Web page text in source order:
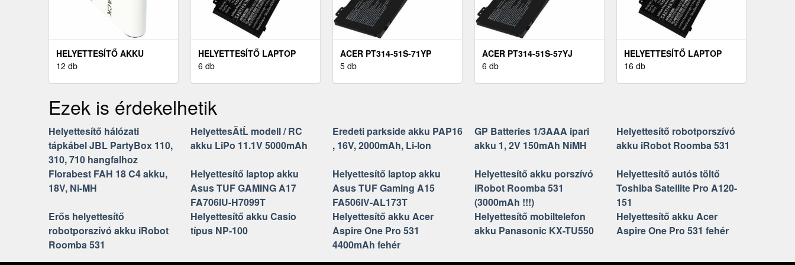
HELYETTESÍTŐ AKKU
CASIO EXILIM ZOOM EX-Z57
12 db
HELYETTESÍTŐ LAPTOP
AKKU ACER PT314-51S-
6 db
ACER PT314-51S-71YP
LAPTOP AKKU
5 db
ACER PT314-51S-57YJ
LAPTOP AKKU
6 db
HELYETTESÍTŐ LAPTOP
AKKU ACER PREDATOR
16 db
Ezek is érdekelhetik
Helyettesítő hálózati
tápkábel JBL PartyBox 110,
310, 710 hangfalhoz
HelyettesĂ­tĹ modell / RC
akku LiPo 11.1V 5000mAh
Eredeti parkside akku PAP16
, 16V, 2000mAh, Li-Ion
GP Batteries 1/3AAA ipari
akku 1, 2V 150mAh NiMH
Helyettesítő robotporszívó
akku iRobot Roomba 531
Florabest FAH 18 C4 akku,
18V, Ni-MH
Helyettesítő laptop akku
Asus TUF GAMING A17
FA706IU-H7099T
Helyettesítő laptop akku
Asus TUF Gaming A15
FA506IV-AL173T
Helyettesítő akku porszívó
iRobot Roomba 531
(3000mAh !!!)
Helyettesítő autós töltő
Toshiba Satellite Pro A120-
151
Erős helyettesítő
robotporszívó akku iRobot
Roomba 531
Helyettesítő akku Casio
típus NP-100
Helyettesítő akku Acer
Aspire One Pro 531
4400mAh fehér
Helyettesítő mobiltelefon
akku Panasonic KX-TU550
Helyettesítő akku Acer
Aspire One Pro 531 fehér